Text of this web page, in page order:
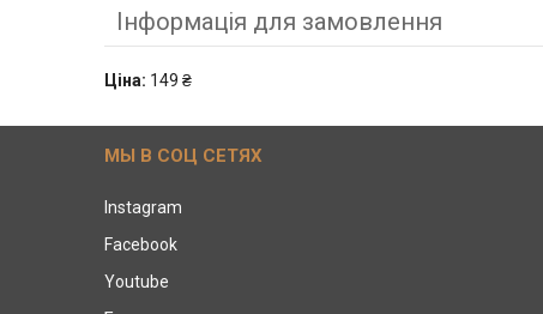
Інформація для замовлення
Ціна: 149 ₴
МЫ В СОЦ СЕТЯХ
Instagram
Facebook
Youtube